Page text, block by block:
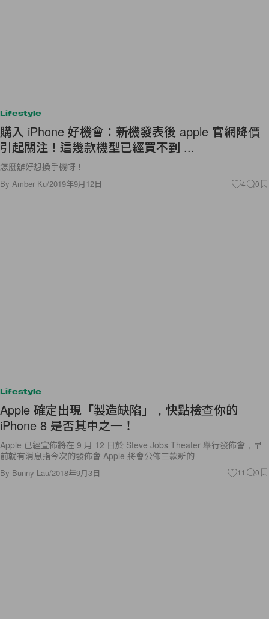
Lifestyle
購入 iPhone 好機會：新機發表後 apple 官網降價
引起關注！這幾款機型已經買不到 ...
怎麼辦好想換手機呀！
By Amber Ku/2019年9月12日 4 0
Lifestyle
Apple 確定出現「製造缺陷」，快點檢查你的
iPhone 8 是否其中之一！
Apple 已經宣佈將在 9 月 12 日於 Steve Jobs Theater 舉行發佈會，早
前就有消息指今次的發佈會 Apple 將會公佈三款新的
By Bunny Lau/2018年9月3日 11 0